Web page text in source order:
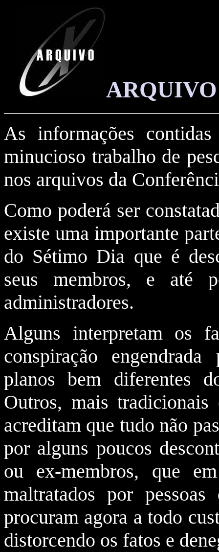
As informações
minucioso trabalho de
nos arquivos da
Como poderá ser
existe uma importante
do Sétimo Dia que é
seus membros, e até
administradores.
Alguns interpretam os
conspiração
planos bem diferentes
Outros, mais
acreditam que tudo não
por alguns poucos
ou ex-membros, que
maltratados por
procuram agora a todo
distorcendo os fatos e